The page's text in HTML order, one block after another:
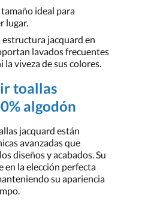
tamaño ideal para
lugar.
estructura jacquard en
lavados frecuentes
viveza de sus colores.
toallas
algodón
jacquard están
avanzadas que
diseños y acabados. Su
la elección perfecta
su apariencia